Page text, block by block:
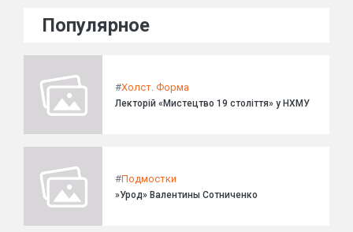
Популярное
#Холст. Форма
Лекторій «Мистецтво 19 століття» у НХМУ
#Подмостки
»Урод» Валентины Сотниченко